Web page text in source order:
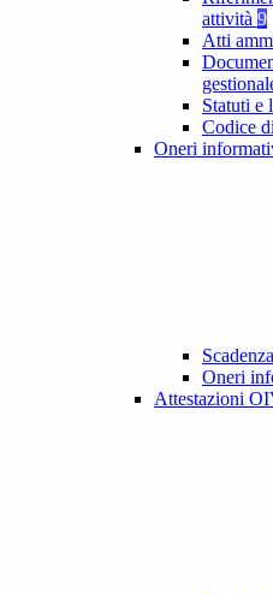
attività 9
Atti
Statuti e
Codice
Oneri
Oneri
Attestazioni